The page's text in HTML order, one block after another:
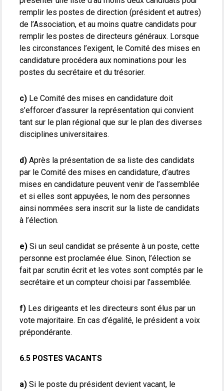
remplir les postes de direction (président et autres)
de l’Association, et au moins quatre candidats pour
remplir les postes de directeurs généraux. Lorsque
les circonstances l’exigent, le Comité des mises en
candidature procédera aux nominations pour les
postes du secrétaire et du trésorier.
c) Le Comité des mises en candidature doit
s’efforcer d’assurer la représentation qui convient
tant sur le plan régional que sur le plan des diverses
disciplines universitaires.
d) Après la présentation de sa liste des candidats
par le Comité des mises en candidature, d’autres
mises en candidature peuvent venir de l’assemblée
et si elles sont appuyées, le nom des personnes
ainsi nommées sera inscrit sur la liste de candidats
à l’élection.
e) Si un seul candidat se présente à un poste, cette
personne est proclamée élue. Sinon, l’élection se
fait par scrutin écrit et les votes sont comptés par le
secrétaire et un compteur choisi par l’assemblée.
f) Les dirigeants et les directeurs sont élus par un
vote majoritaire. En cas d’égalité, le président a voix
prépondérante.
6.5 POSTES VACANTS
a) Si le poste du président devient vacant, le